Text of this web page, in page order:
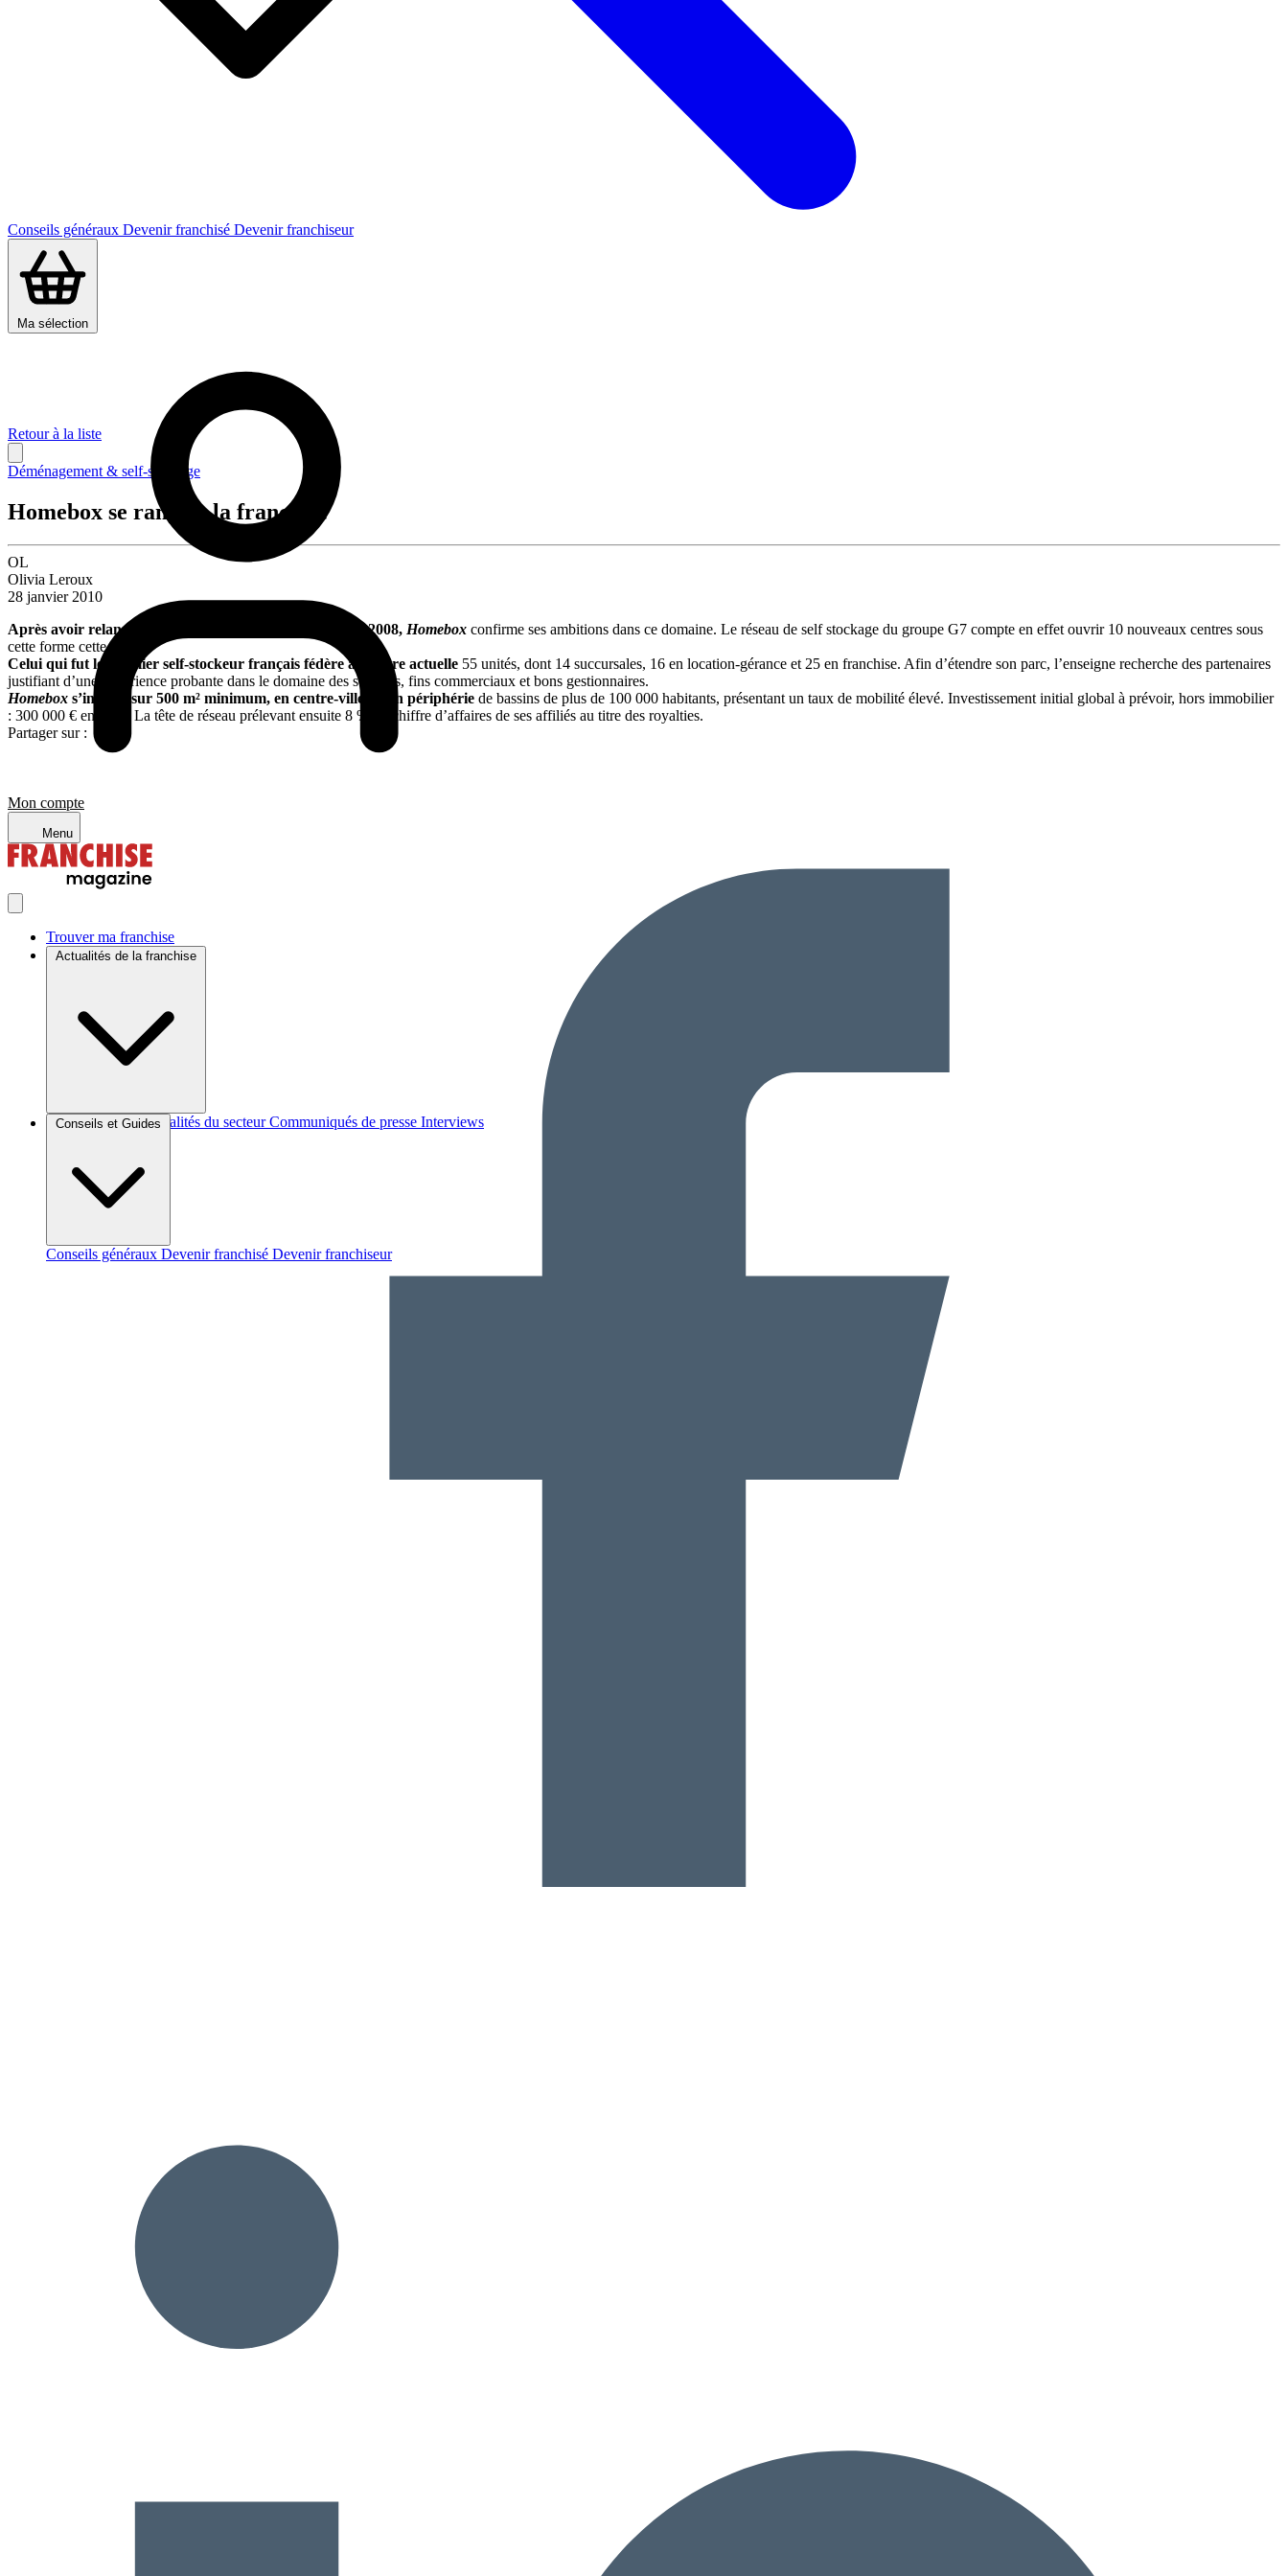
Conseils généraux Devenir franchisé Devenir franchiseur
Ma sélection
Mon compte
Menu
Trouver ma franchise
Actualités de la franchise
Brèves et actus Actualités du secteur Communiqués de presse Interviews
Conseils et Guides
Conseils généraux Devenir franchisé Devenir franchiseur
Retour à la liste
Déménagement & self-stockage
Homebox se range à la franchise
OL
Olivia Leroux
28 janvier 2010
Après avoir relancé son développement en franchise en 2008, Homebox confirme ses ambitions dans ce domaine. Le réseau de self stockage du groupe G7 compte en effet ouvrir 10 nouveaux centres sous
cette forme cette année.
Celui qui fut le premier self-stockeur français fédère à l’heure actuelle 55 unités, dont 14 succursales, 16 en location-gérance et 25 en franchise. Afin d’étendre son parc, l’enseigne recherche des partenaires
justifiant d’une expérience probante dans le domaine des services, fins commerciaux et bons gestionnaires.
Homebox s’installe sur 500 m² minimum, en centre-ville ou en périphérie de bassins de plus de 100 000 habitants, présentant un taux de mobilité élevé. Investissement initial global à prévoir, hors immobilier
: 300 000 € environ. La tête de réseau prélevant ensuite 8 % du chiffre d’affaires de ses affiliés au titre des royalties.
Partager sur :